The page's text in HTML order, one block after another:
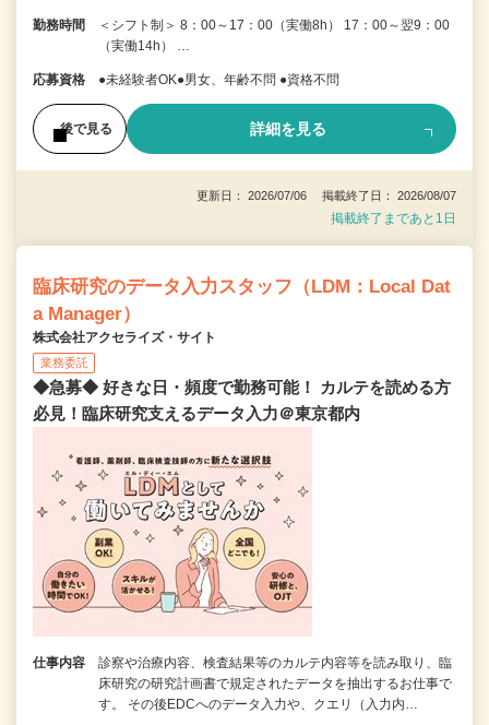
勤務時間
＜シフト制＞ 8：00～17：00（実働8h） 17：00～翌9：00
（実働14h） …
応募資格 ●未経験者OK●男女、年齢不問 ●資格不問
後で見る 詳細を見る
更新日： 2026/07/06 掲載終了日： 2026/08/07
掲載終了まであと1日
臨床研究のデータ入力スタッフ（LDM：Local Dat
a Manager）
株式会社アクセライズ・サイト
業務委託
◆急募◆ 好きな日・頻度で勤務可能！ カルテを読める方
必見！臨床研究支えるデータ入力＠東京都内
仕事内容
診察や治療内容、検査結果等のカルテ内容等を読み取り、臨
床研究の研究計画書で規定されたデータを抽出するお仕事で
す。 その後EDCへのデータ入力や、クエリ（入力内…